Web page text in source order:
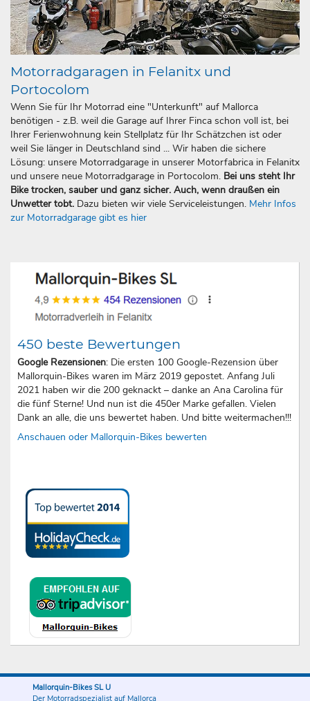
Motorradgaragen in Felanitx und
Portocolom
Wenn Sie für Ihr Motorrad eine "Unterkunft" auf Mallorca
benötigen - z.B. weil die Garage auf Ihrer Finca schon voll ist, bei
Ihrer Ferienwohnung kein Stellplatz für Ihr Schätzchen ist oder
weil Sie länger in Deutschland sind ... Wir haben die sichere
Lösung: unsere Motorradgarage in unserer Motorfabrica in Felanitx
und unsere neue Motorradgarage in Portocolom. Bei uns steht Ihr
Bike trocken, sauber und ganz sicher. Auch, wenn draußen ein
Unwetter tobt. Dazu bieten wir viele Serviceleistungen. Mehr Infos
zur Motorradgarage gibt es hier
450 beste Bewertungen
Google Rezensionen: Die ersten 100 Google-Rezension über
Mallorquin-Bikes waren im März 2019 gepostet. Anfang Juli
2021 haben wir die 200 geknackt – danke an Ana Carolina für
die fünf Sterne! Und nun ist die 450er Marke gefallen. Vielen
Dank an alle, die uns bewertet haben. Und bitte weitermachen!!!
Anschauen oder Mallorquin-Bikes bewerten
Mallorquin-Bikes SL U
Der Motorradspezialist auf Mallorca